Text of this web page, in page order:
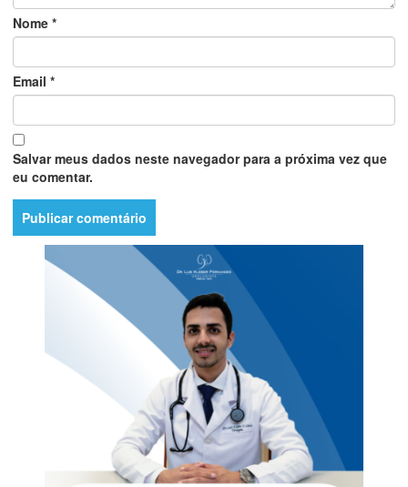
Nome *
Email *
Salvar meus dados neste navegador para a próxima vez que
eu comentar.